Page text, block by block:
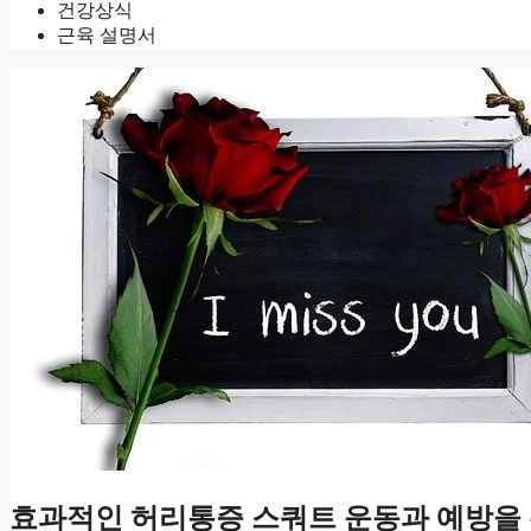
건강상식
근육 설명서
효과적인 허리통증 스쿼트 운동과 예방을